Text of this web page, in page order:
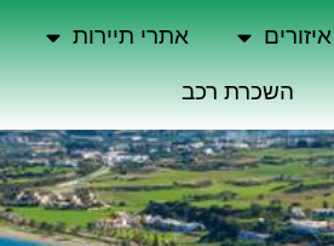
איזורים אתרי תיירות
השכרת רכב